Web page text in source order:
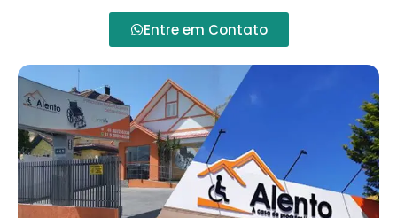
Entre em Contato